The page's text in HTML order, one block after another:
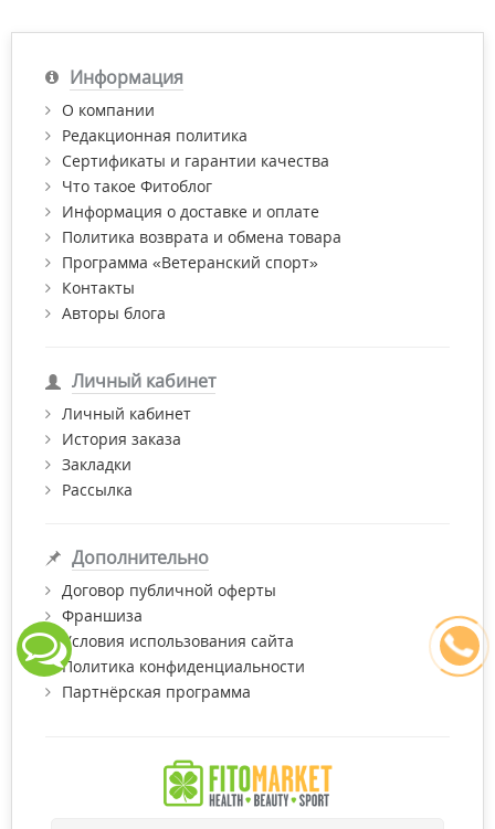
Информация
О компании
Редакционная политика
Сертификаты и гарантии качества
Что такое Фитоблог
Информация о доставке и оплате
Политика возврата и обмена товара
Программа «Ветеранский спорт»
Контакты
Авторы блога
Личный кабинет
Личный кабинет
История заказа
Закладки
Рассылка
Дополнительно
Договор публичной оферты
Франшиза
Условия использования сайта
Политика конфиденциальности
Партнёрская программа